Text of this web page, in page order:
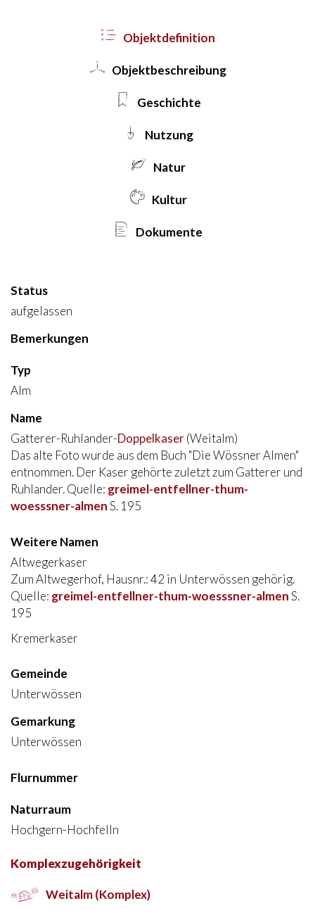
Objekt­definition
Objekt­beschreibung
Geschichte
Nutzung
Natur
Kultur
Dokumente
Status
aufgelassen
Bemerkungen
Typ
Alm
Name
Gatterer-Ruhlander-Doppelkaser(Weitalm)
Das alte Foto wurde aus dem Buch "Die Wössner Almen"
entnommen. Der Kaser gehörte zuletzt zum Gatterer und
Ruhlander. Quelle: greimel-entfellner-thum-
woesssner-almenS. 195
Weitere Namen
Altwegerkaser
Zum Altwegerhof, Hausnr.: 42 in Unterwössen gehörig.
Quelle: greimel-entfellner-thum-woesssner-almenS.
195
Kremerkaser
Gemeinde
Unterwössen
Gemarkung
Unterwössen
Flurnummer
Naturraum
Hochgern-Hochfelln
Komplexzugehörigkeit
Weitalm (Komplex)